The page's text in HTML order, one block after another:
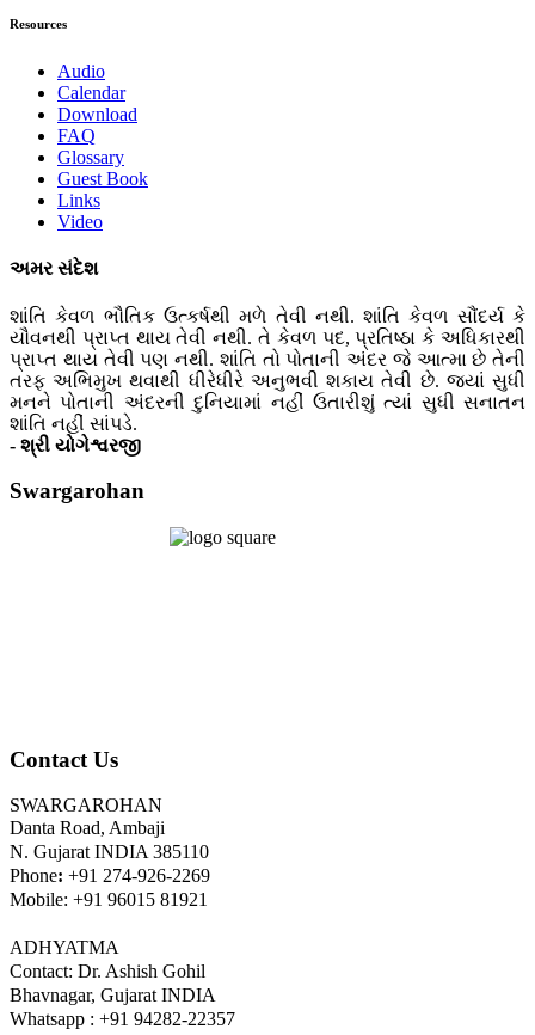
Resources
Audio
Calendar
Download
FAQ
Glossary
Guest Book
Links
Video
અમર સંદેશ
શાંતિ કેવળ ભૌતિક ઉત્કર્ષથી મળે તેવી નથી. શાંતિ કેવળ સૌંદર્ય કે
યૌવનથી પ્રાપ્ત થાય તેવી નથી. તે કેવળ પદ, પ્રતિષ્ઠા કે અધિકારથી
પ્રાપ્ત થાય તેવી પણ નથી. શાંતિ તો પોતાની અંદર જે આત્મા છે તેની
તરફ અભિમુખ થવાથી ધીરેધીરે અનુભવી શકાય તેવી છે. જ્યાં સુધી
મનને પોતાની અંદરની દુનિયામાં નહીં ઉતારીશું ત્યાં સુધી સનાતન
શાંતિ નહીં સાંપડે.
- શ્રી યોગેશ્વરજી
Swargarohan
Contact Us
SWARGAROHAN
Danta Road, Ambaji
N. Gujarat INDIA 385110
Phone: +91 274-926-2269
Mobile: +91 96015 81921
ADHYATMA
Contact: Dr. Ashish Gohil
Bhavnagar, Gujarat INDIA
Whatsapp : +91 94282-22357